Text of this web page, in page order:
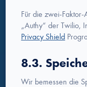
Für die zwei-
„Authy“ der Twilio,
Privacy Shield
8.3.
Wir bemessen die